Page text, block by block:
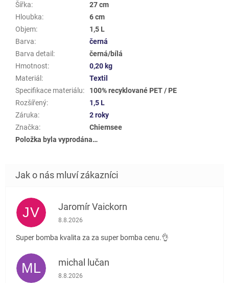
Šířka:
27 cm
Hloubka:
6 cm
Objem:
1,5 L
Barva:
černá
Barva detail :
černá/bílá
Hmotnost:
0,20 kg
Materiál :
Textil
Specifikace materiálu:
100% recyklované PET / PE
Rozšířený:
1,5 L
Záruka:
2 roky
Značka:
Chiemsee
Položka byla vyprodána…
JV Jaromír Vaickorn
Hodnocení obchodu je 5 z 5 hvězdiček.
8.8.2026
Super bomba kvalita za za super bomba cenu.👌
ML michal lučan
Hodnocení obchodu je 5 z 5 hvězdiček.
8.8.2026